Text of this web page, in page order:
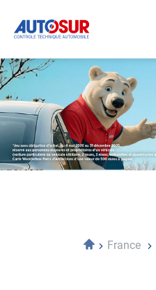
Opération
spéciale
Mai
-
Décembre
2026
Locations
AccueilFrance